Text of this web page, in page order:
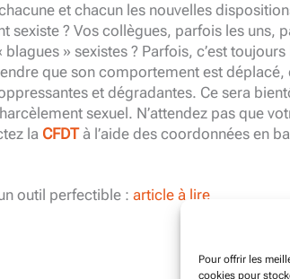
Pour offrir les
cookies pour
et chacun les nouvelles
sexiste ? Vos collègues, parfois les uns,
» sexistes ? Parfois, c’est
que son comportement est déplacé,
et dégradantes. Ce sera
sexuel. N’attendez pas que
la CFDT à l’aide des coordonnées en
outil perfectible : article à lire